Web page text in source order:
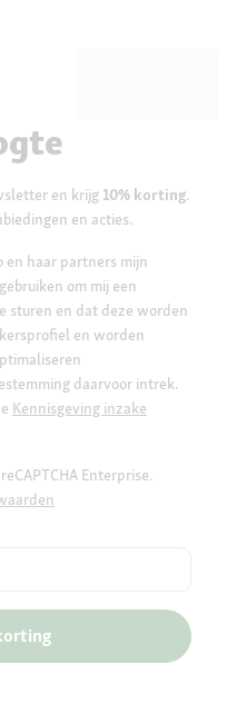
en krijg 10% korting.
en acties.
en haar partners mijn
om mij een
sturen en dat deze worden
en worden
daarvoor intrek.
Kennisgeving inzake
Enterprise.